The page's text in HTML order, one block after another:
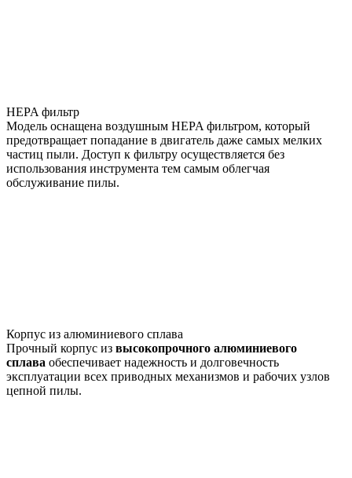
HEPA фильтр
Модель оснащена воздушным HEPA фильтром, который
предотвращает попадание в двигатель даже самых мелких
частиц пыли. Доступ к фильтру осуществляется без
использования инструмента тем самым облегчая
обслуживание пилы.
Корпус из алюминиевого сплава
Прочный корпус из высокопрочного алюминиевого
сплава обеспечивает надежность и долговечность
эксплуатации всех приводных механизмов и рабочих узлов
цепной пилы.